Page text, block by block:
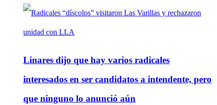
Linares dijo que hay varios radicales
interesados en ser candidatos a intendente, pero
que ninguno lo anunció aún